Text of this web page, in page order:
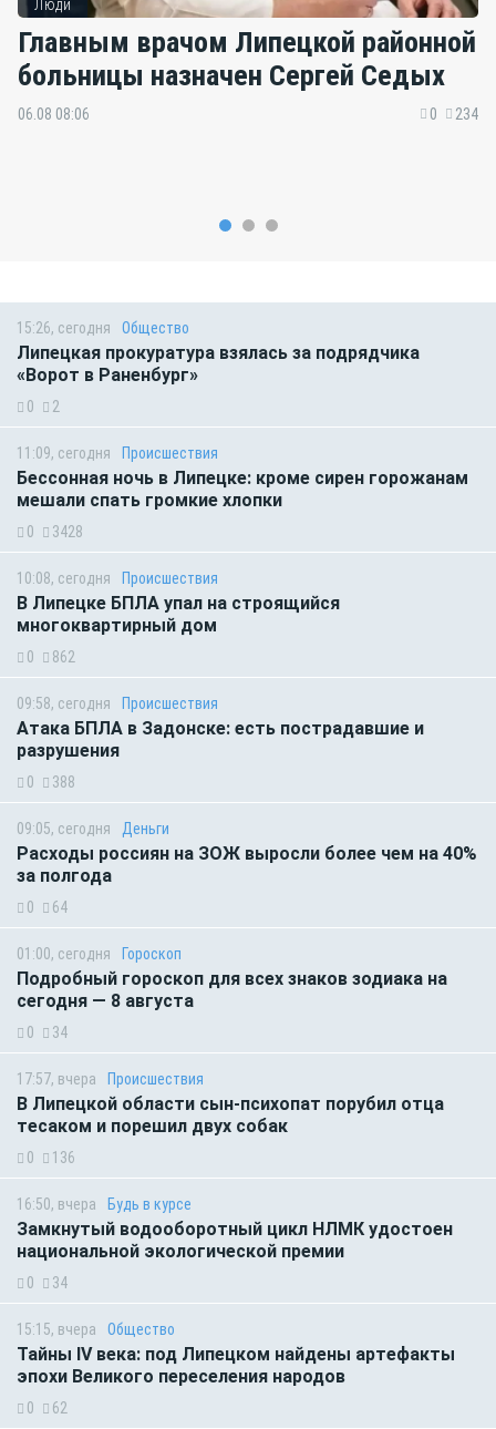
Люди
Главным врачом Липецкой районной
больницы назначен Сергей Седых
06.08 08:06 0 234
15:26, сегодня Общество
Липецкая прокуратура взялась за подрядчика
«Ворот в Раненбург»
0 2
11:09, сегодня Происшествия
Бессонная ночь в Липецке: кроме сирен горожанам
мешали спать громкие хлопки
0 3428
10:08, сегодня Происшествия
В Липецке БПЛА упал на строящийся
многоквартирный дом
0 862
09:58, сегодня Происшествия
Атака БПЛА в Задонске: есть пострадавшие и
разрушения
0 388
09:05, сегодня Деньги
Расходы россиян на ЗОЖ выросли более чем на 40%
за полгода
0 64
01:00, сегодня Гороскоп
Подробный гороскоп для всех знаков зодиака на
сегодня — 8 августа
0 34
17:57, вчера Происшествия
В Липецкой области сын-психопат порубил отца
тесаком и порешил двух собак
0 136
16:50, вчера Будь в курсе
Замкнутый водооборотный цикл НЛМК удостоен
национальной экологической премии
0 34
15:15, вчера Общество
Тайны IV века: под Липецком найдены артефакты
эпохи Великого переселения народов
0 62